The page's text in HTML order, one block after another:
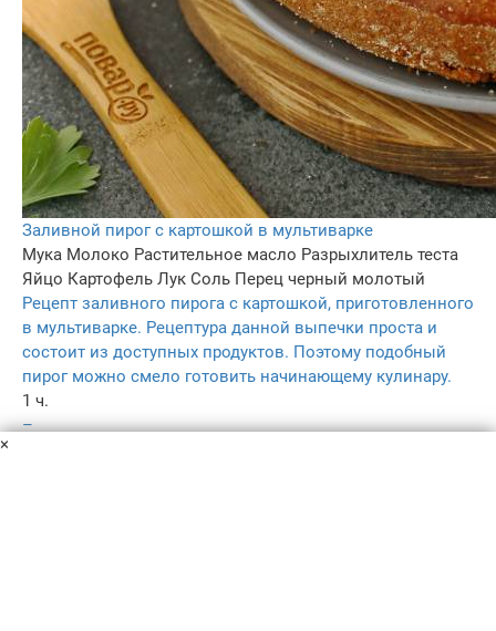
Заливной пирог с картошкой в мультиварке
Мука Молоко Растительное масло Разрыхлитель теста
Яйцо Картофель Лук Соль Перец черный молотый
Рецепт заливного пирога с картошкой, приготовленного
в мультиварке. Рецептура данной выпечки проста и
состоит из доступных продуктов. Поэтому подобный
пирог можно смело готовить начинающему кулинару.
1 ч.
–
×